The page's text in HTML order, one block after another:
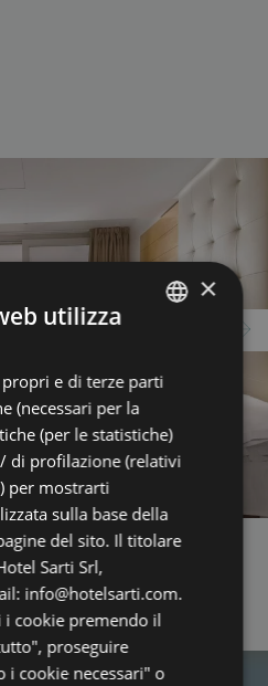
ENGLISH
FRENCH
×
utilizza
e di terze parti
(necessari per la
(per le statistiche)
di profilazione (relativi
per mostrarti
sulla base della
del sito. Il titolare
Sarti Srl,
info@hotelsarti.com.
i cookie premendo il
proseguire
i cookie necessari" o